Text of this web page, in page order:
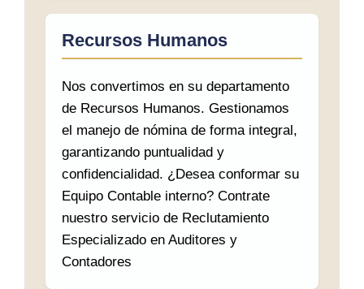
Recursos Humanos
Nos convertimos en su departamento
de Recursos Humanos. Gestionamos
el manejo de nómina de forma integral,
garantizando puntualidad y
confidencialidad. ¿Desea conformar su
Equipo Contable interno? Contrate
nuestro servicio de Reclutamiento
Especializado en Auditores y
Contadores